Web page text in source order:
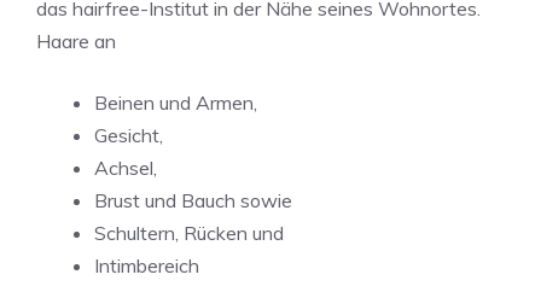
das hairfree-Institut in der Nähe seines Wohnortes.
Haare an
Beinen und Armen,
Gesicht,
Achsel,
Brust und Bauch sowie
Schultern, Rücken und
Intimbereich